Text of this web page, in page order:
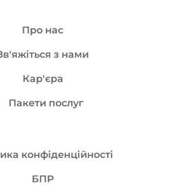
Про нас
з нами
Кар'єра
Пакети послуг
конфіденційності
БПР